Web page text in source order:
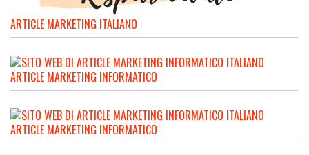
ARTICLE MARKETING ITALIANO
ARTICLE MARKETING INFORMATICO
ARTICLE MARKETING INFORMATICO